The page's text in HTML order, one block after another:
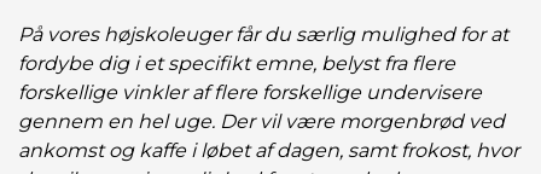
På vores højskoleuger får du særlig mulighed for at
fordybe dig i et specifikt emne, belyst fra flere
forskellige vinkler af flere forskellige undervisere
gennem en hel uge. Der vil være morgenbrød ved
ankomst og kaffe i løbet af dagen, samt frokost, hvor